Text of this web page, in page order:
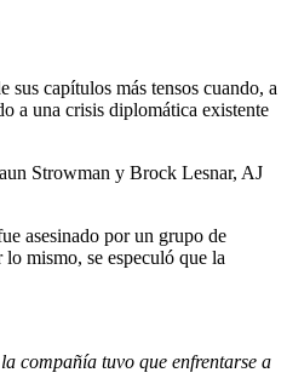
capítulos más tensos cuando, a
a una crisis diplomática existente
Strowman y Brock Lesnar, AJ
asesinado por un grupo de
mismo, se especuló que la
compañía tuvo que enfrentarse a